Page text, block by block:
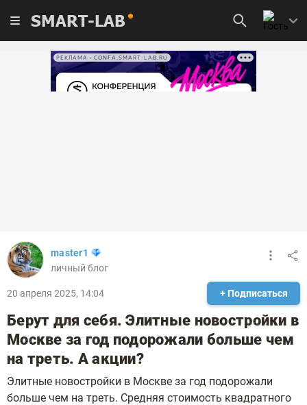
SMART-LAB
РЕКЛАМА • CONFA.SMART-LAB.RU
master1
личный блог
20 апреля 2025, 14:04 + Подписаться
Берут для себя. Элитные новостройки в
Москве за год подорожали больше чем
на треть. А акции?
Элитные новостройки в Москве за год подорожали
больше чем на треть. Средняя стоимость квадратного